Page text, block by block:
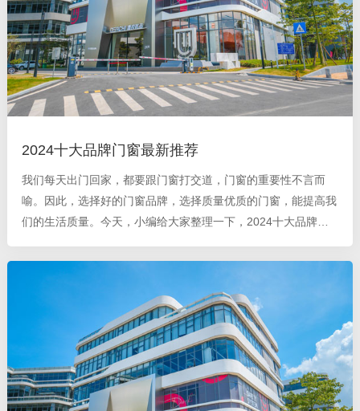
2024十大品牌门窗最新推荐
我们每天出门回家，都要跟门窗打交道，门窗的重要性不言而
喻。因此，选择好的门窗品牌，选择质量优质的门窗，能提高我
们的生活质量。今天，小编给大家整理一下，2024十大品牌门
窗应用解决方案提供商，以